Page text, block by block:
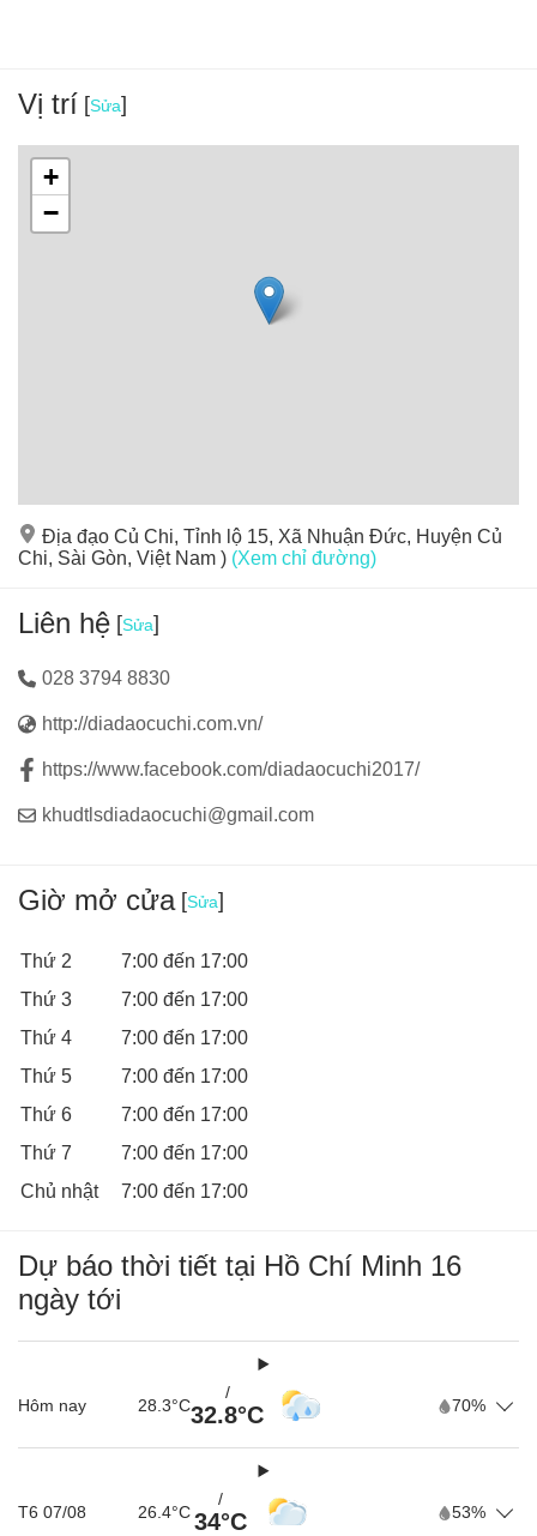
Vị trí [Sửa]
+
−
Địa đạo Củ Chi, Tỉnh lộ 15, Xã Nhuận Đức, Huyện Củ
Chi, Sài Gòn, Việt Nam ) (Xem chỉ đường)
Liên hệ [Sửa]
028 3794 8830
http://diadaocuchi.com.vn/
https://www.facebook.com/diadaocuchi2017/
khudtlsdiadaocuchi@gmail.com
Giờ mở cửa [Sửa]
Thứ 2
7:00 đến 17:00
Thứ 3
7:00 đến 17:00
Thứ 4
7:00 đến 17:00
Thứ 5
7:00 đến 17:00
Thứ 6
7:00 đến 17:00
Thứ 7
7:00 đến 17:00
Chủ nhật
7:00 đến 17:00
Dự báo thời tiết tại Hồ Chí Minh 16
ngày tới
Hôm nay 28.3°C
/
32.8°C 70%
T6 07/08 26.4°C
/
34°C 53%